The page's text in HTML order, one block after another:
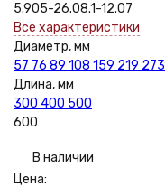
5.905-26.08.1-12.07
Все характеристики
Диаметр, мм
57 76 89 108 159 219 273
Длина, мм
300 400 500
600
В наличии
Цена: